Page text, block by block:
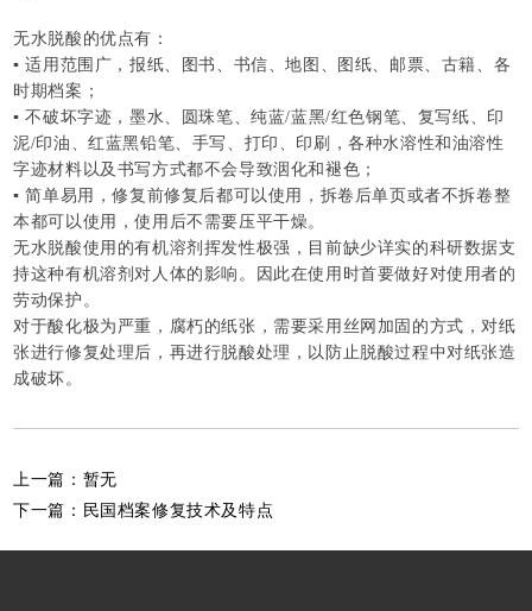
无水脱酸的优点有：
▪ 适用范围广，报纸、图书、书信、地图、图纸、邮票、古籍、各
时期档案；
▪ 不破坏字迹，墨水、圆珠笔、纯蓝/蓝黑/红色钢笔、复写纸、印
泥/印油、红蓝黑铅笔、手写、打印、印刷，各种水溶性和油溶性
字迹材料以及书写方式都不会导致洇化和褪色；
▪ 简单易用，修复前修复后都可以使用，拆卷后单页或者不拆卷整
本都可以使用，使用后不需要压平干燥。
无水脱酸使用的有机溶剂挥发性极强，目前缺少详实的科研数据支
持这种有机溶剂对人体的影响。因此在使用时首要做好对使用者的
劳动保护。
对于酸化极为严重，腐朽的纸张，需要采用丝网加固的方式，对纸
张进行修复处理后，再进行脱酸处理，以防止脱酸过程中对纸张造
成破坏。
上一篇：暂无
下一篇： 民国档案修复技术及特点